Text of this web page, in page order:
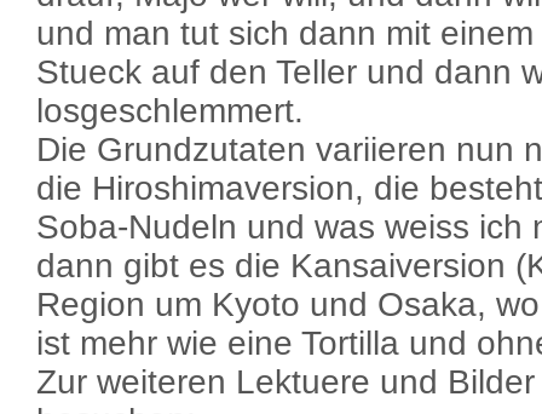
und man tut sich dann mit
Stueck auf den Teller und dann
losgeschlemmert.
Die Grundzutaten variieren nun
die Hiroshimaversion, die
Soba-Nudeln und was weiss ich
dann gibt es die Kansaiversion
Region um Kyoto und Osaka,
ist mehr wie eine Tortilla und
Zur weiteren Lektuere und